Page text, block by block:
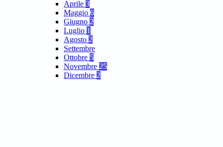
Aprile 3
Maggio 6
Giugno 2
Luglio 1
Agosto 2
Settembre
Ottobre 5
Novembre 25
Dicembre 2